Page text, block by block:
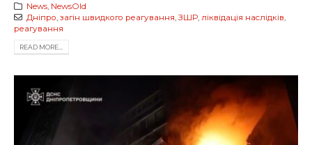
News, NewsOld
Дніпро загін швидкого реагування ЗШР, ліквідація наслідків
реагування
READ MORE...